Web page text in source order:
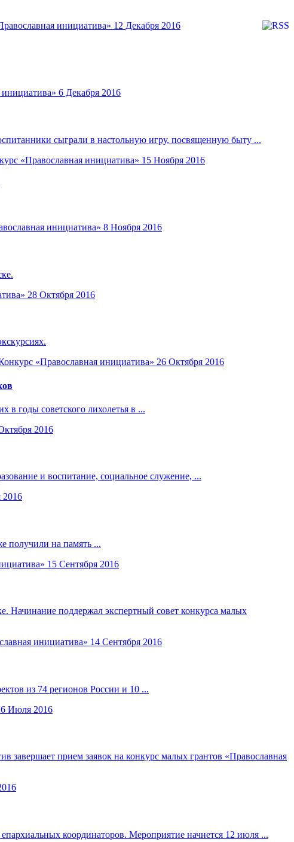
инициатива» 12 Декабря 2016
6 Декабря 2016
сыграли в настольную игру, посвященную быту ...
«Православная инициатива» 15 Ноября 2016
инициатива» 8 Ноября 2016
28 Октября 2016
«Православная инициатива» 26 Октября 2016
в годы советского лихолетья в ...
2016
и воспитание, социальное служение, ...
2016
получили на память ...
15 Сентября 2016
Начинание поддержал экспертный совет конкурса малых
инициатива» 14 Сентября 2016
из 74 регионов России и 10 ...
Июля 2016
прием заявок на конкурс малых грантов «Православная
координаторов. Мероприятие начнется 12 июля ...